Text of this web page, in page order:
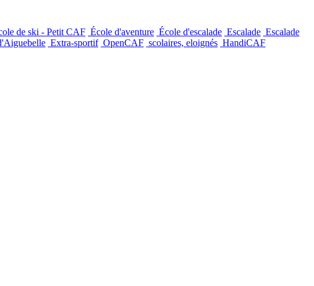
de ski - Petit CAF École d'aventure École d'escalade Escalade Escalade
Extra-sportif OpenCAF scolaires, eloignés HandiCAF